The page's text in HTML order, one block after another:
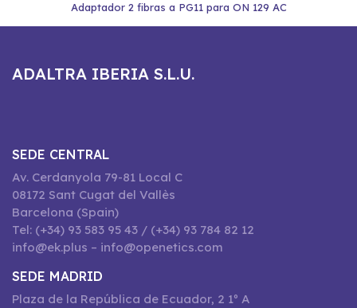
Adaptador 2 fibras a PG11 para ON 129 AC
ADALTRA IBERIA S.L.U.
SEDE CENTRAL
Av. Cerdanyola 79-81 Local C
08172 Sant Cugat del Vallès
Barcelona (Spain)
Tel: (+34) 93 583 95 43 / (+34) 93 784 82 12
info@ek.plus – info@openetics.com
SEDE MADRID
Plaza de la República de Ecuador, 2 1º A